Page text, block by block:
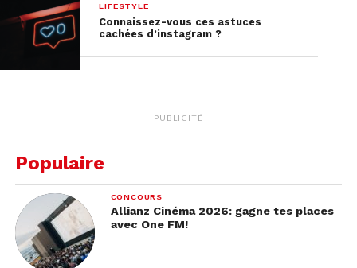
LIFESTYLE
Connaissez-vous ces astuces
cachées d’instagram ?
PUBLICITÉ
Populaire
CONCOURS
Allianz Cinéma 2026: gagne tes places
avec One FM!